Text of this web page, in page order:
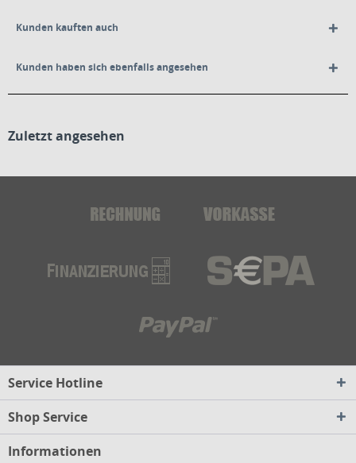
Kunden kauften auch
Kunden haben sich ebenfalls angesehen
Zuletzt angesehen
Service Hotline
Shop Service
Informationen